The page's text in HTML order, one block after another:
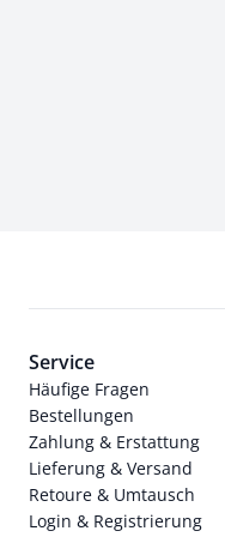
Service
Häufige Fragen
Bestellungen
Zahlung & Erstattung
Lieferung & Versand
Retoure & Umtausch
Login & Registrierung